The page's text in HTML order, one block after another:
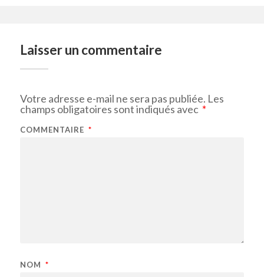
Laisser un commentaire
Votre adresse e-mail ne sera pas publiée. Les
champs obligatoires sont indiqués avec *
COMMENTAIRE *
NOM *